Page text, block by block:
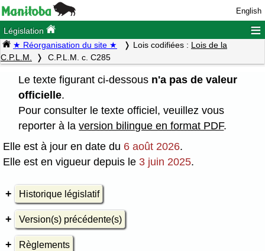
English
Législation ≡
★ Réorganisation du site ★ Lois codifiées : Lois de la
C.P.L.M.
C.P.L.M. c. C285
Le texte figurant ci-dessous n'a pas de valeur
officielle.
Pour consulter le texte officiel, veuillez vous
reporter à laversion bilingue en format PDF.
Elle est à jour en date du 6 août 2026.
Elle est en vigueur depuis le 3 juin 2025.
Historique législatif
Version(s) précédente(s)
Règlements